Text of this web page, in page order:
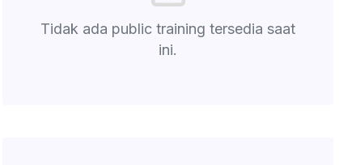
Tidak ada public training tersedia saat
ini.